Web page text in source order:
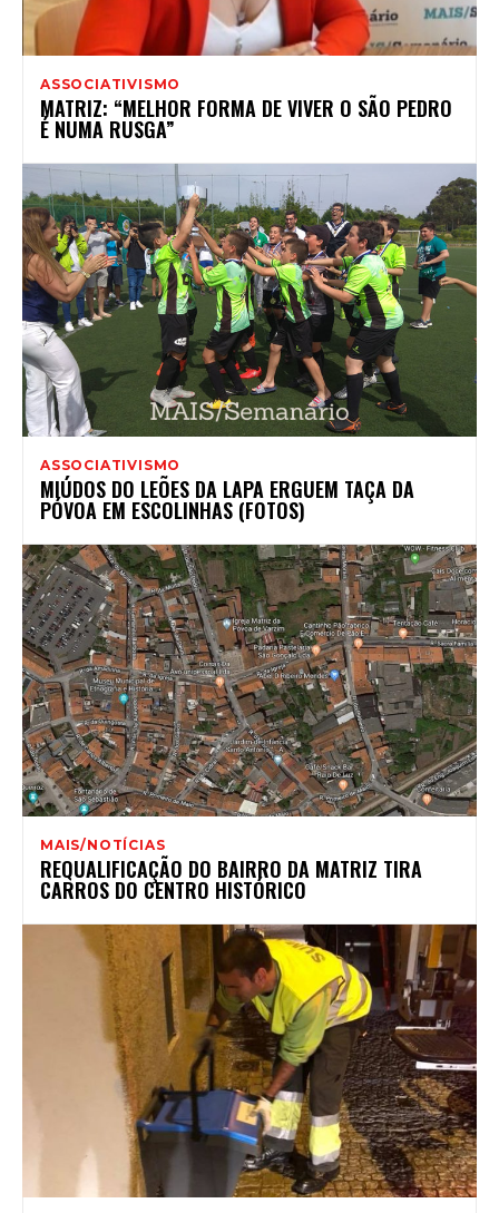
ASSOCIATIVISMO
MATRIZ: “MELHOR FORMA DE VIVER O SÃO PEDRO
É NUMA RUSGA”
ASSOCIATIVISMO
MIÚDOS DO LEÕES DA LAPA ERGUEM TAÇA DA
PÓVOA EM ESCOLINHAS (FOTOS)
MAIS/NOTÍCIAS
REQUALIFICAÇÃO DO BAIRRO DA MATRIZ TIRA
CARROS DO CENTRO HISTÓRICO